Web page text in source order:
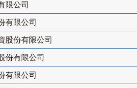
限公司
有限公司
股份有限公司
份有限公司
有限公司